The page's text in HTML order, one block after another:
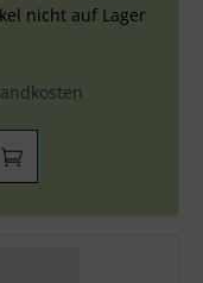
nicht auf Lager